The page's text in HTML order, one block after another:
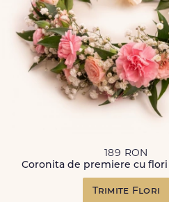
189 RON
Coronita de premiere cu
Trimite Flori